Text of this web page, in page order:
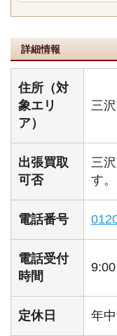
詳細情報
住所（対
象エリ
ア）
三
出張買取
可否
三
す。
電話番号
電話受付
時間
定休日 年